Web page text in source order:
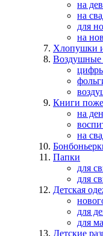
на
на
для
на
Хлопушки
Книги
на
на
Папки
для
для
Детская
для
для
Детские